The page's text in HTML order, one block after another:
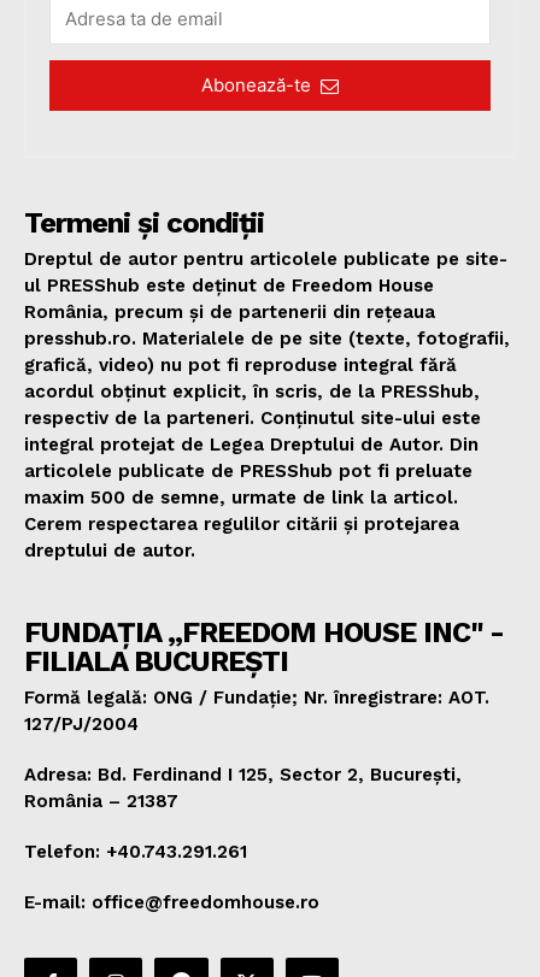
Abonează-te
Termeni și condiții
Dreptul de autor pentru articolele publicate pe site-
ul PRESShub este deținut de Freedom House
România, precum și de partenerii din rețeaua
presshub.ro. Materialele de pe site (texte, fotografii,
grafică, video) nu pot fi reproduse integral fără
acordul obținut explicit, în scris, de la PRESShub,
respectiv de la parteneri. Conținutul site-ului este
integral protejat de Legea Dreptului de Autor. Din
articolele publicate de PRESShub pot fi preluate
maxim 500 de semne, urmate de link la articol.
Cerem respectarea regulilor citării și protejarea
dreptului de autor.
FUNDAȚIA „FREEDOM HOUSE INC" -
FILIALA BUCUREȘTI
Formă legală: ONG / Fundație; Nr. înregistrare: AOT.
127/PJ/2004
Adresa: Bd. Ferdinand I 125, Sector 2, București,
România – 21387
Telefon: +40.743.291.261
E-mail: office@freedomhouse.ro